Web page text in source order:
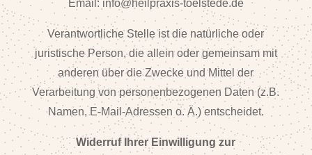
Email: info@heilpraxis-toelstede.de
Verantwortliche Stelle ist die natürliche oder
juristische Person, die allein oder gemeinsam mit
anderen über die Zwecke und Mittel der
Verarbeitung von personenbezogenen Daten (z.B.
Namen, E-Mail-Adressen o. Ä.) entscheidet.
Widerruf Ihrer Einwilligung zur